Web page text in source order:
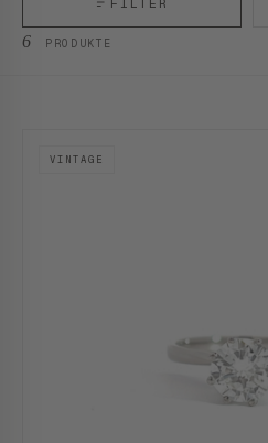
6 PRODUKTE
VINTAGE